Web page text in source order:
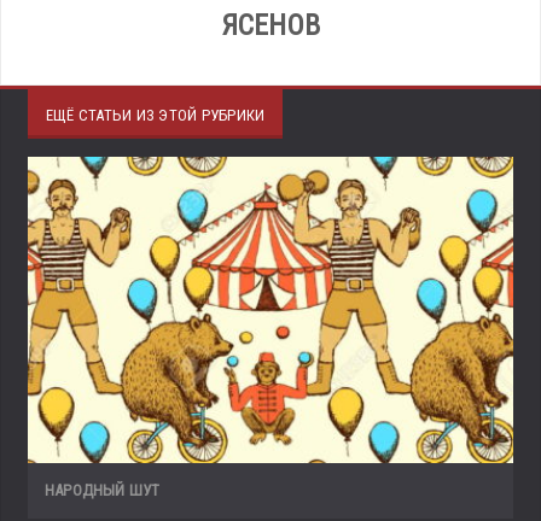
ЯСЕНОВ
ЕЩЁ СТАТЬИ ИЗ ЭТОЙ РУБРИКИ
НАРОДНЫЙ ШУТ